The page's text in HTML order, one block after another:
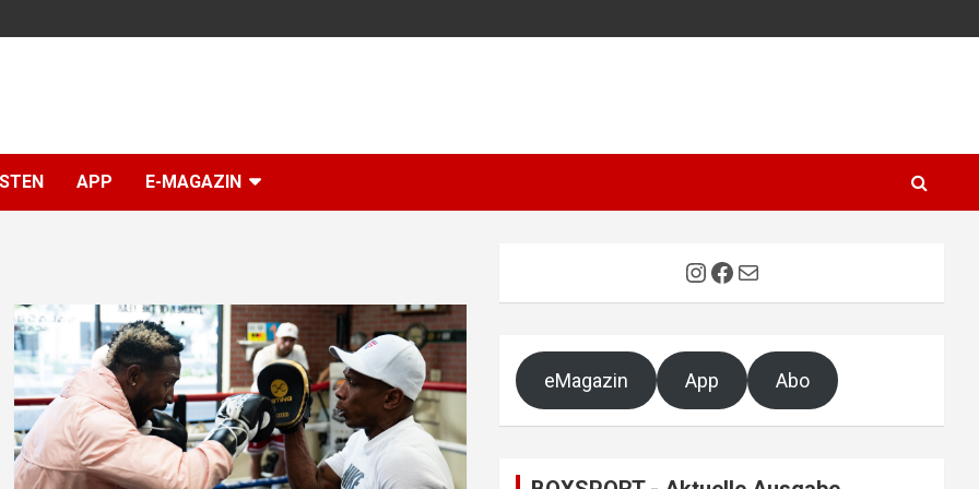
APP E-MAGAZIN
Instagram
Facebook
E-Mail
eMagazin App Abo